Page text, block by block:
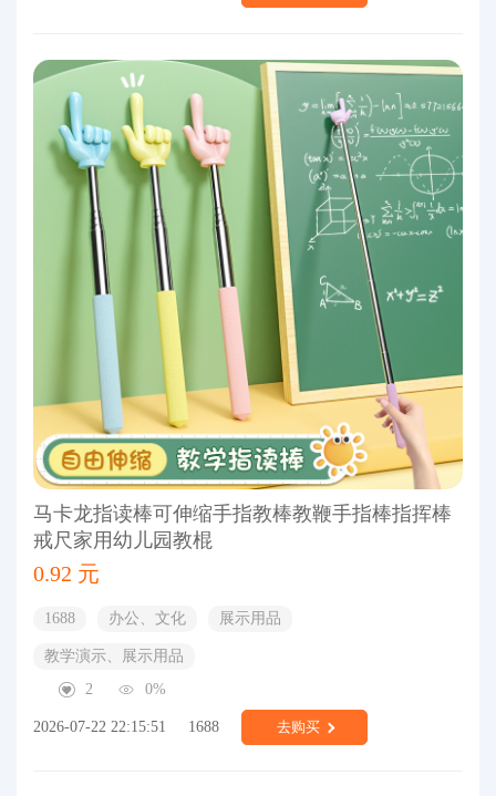
马卡龙指读棒可伸缩手指教棒教鞭手指棒指挥棒
戒尺家用幼儿园教棍
0.92 元
1688 办公、文化 展示用品
教学演示、展示用品
2
0%
2026-07-22 22:15:51 1688 去购买